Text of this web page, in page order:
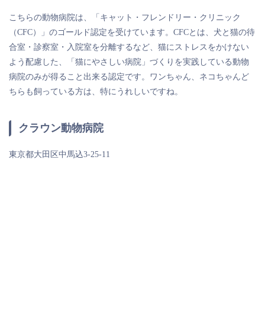
こちらの動物病院は、「キャット・フレンドリー・クリニック
（CFC）」のゴールド認定を受けています。CFCとは、犬と猫の待
合室・診察室・入院室を分離するなど、猫にストレスをかけない
よう配慮した、「猫にやさしい病院」づくりを実践している動物
病院のみが得ること出来る認定です。ワンちゃん、ネコちゃんど
ちらも飼っている方は、特にうれしいですね。
クラウン動物病院
東京都大田区中馬込3-25-11